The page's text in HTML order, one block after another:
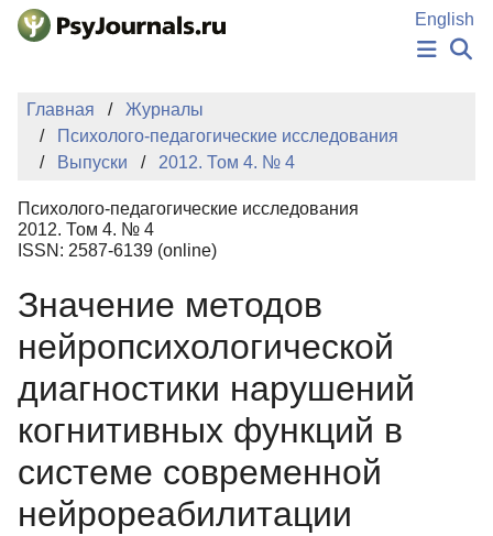
Перейти к основному содержанию
English
НОВОСТИ
АВТОРЫ
КЛЮЧЕВЫЕ СЛОВА
Регистрация
Главная
Журналы
Психолого-педагогические исследования
Выпуски
2012. Том 4. № 4
Психолого-педагогические исследования
2012. Том 4. № 4
ISSN: 2587-6139 (online)
Значение методов
нейропсихологической
диагностики нарушений
когнитивных функций в
системе современной
нейрореабилитации